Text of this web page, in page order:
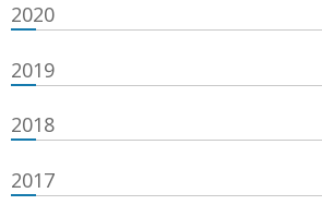
2020
2019
2018
2017